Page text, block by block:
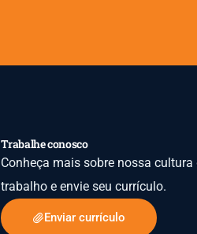
Trabalhe conosco
Conheça mais sobre nossa cultura
trabalho e envie seu currículo.
Enviar currículo